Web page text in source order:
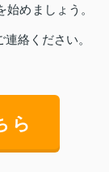
めましょう。
絡ください。
ら